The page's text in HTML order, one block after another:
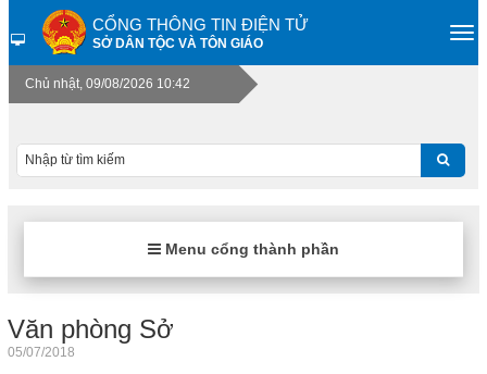
CỔNG THÔNG TIN ĐIỆN TỬ
SỞ DÂN TỘC VÀ TÔN GIÁO
Chủ nhật, 09/08/2026 10:42
Menu cổng thành phần
Văn phòng Sở
05/07/2018